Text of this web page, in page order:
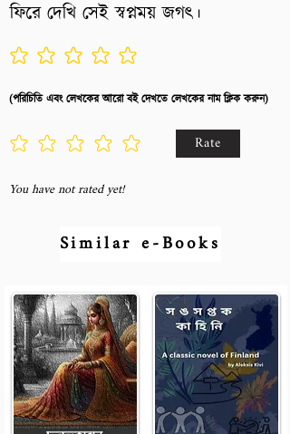
ফিরে দেখি সেই স্বপ্নময় জগৎ।
No ratings yet
(পরিচিতি এবং লেখকের আরো বই দেখতে লেখকের নাম ক্লিক করুন)
Rate
You have not rated yet!
Similar e-Books